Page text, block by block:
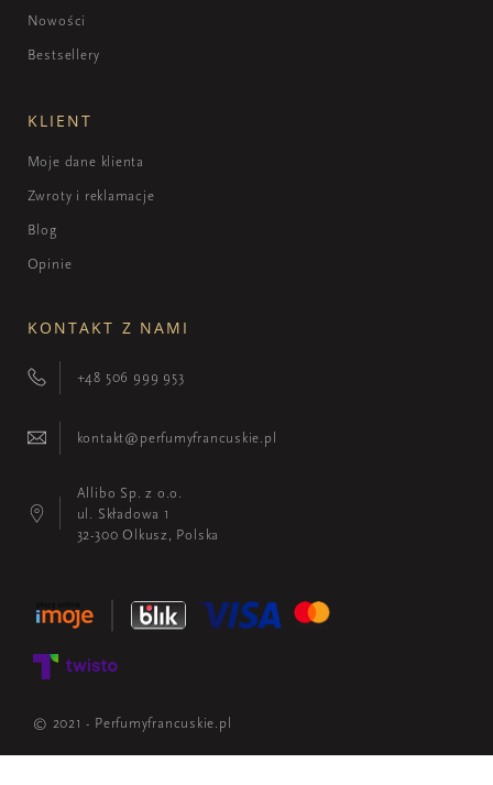
Nowości
Bestsellery
KLIENT
Moje dane klienta
Zwroty i reklamacje
Blog
Opinie
KONTAKT Z NAMI
+48 506 999 953
kontakt@perfumyfrancuskie.pl
Allibo Sp. z o.o.
ul. Składowa 1
32-300 Olkusz, Polska
© 2021 - Perfumyfrancuskie.pl